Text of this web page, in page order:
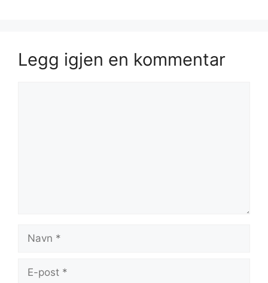
Legg igjen en kommentar
Navn